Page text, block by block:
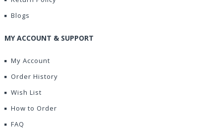
Blogs
MY ACCOUNT & SUPPORT
My Account
Order History
Wish List
How to Order
FAQ